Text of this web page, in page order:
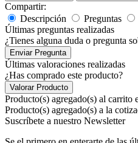
Compartir:
Descripción
Preguntas
Últimas preguntas realizadas
¿Tienes alguna duda o pregunta
Enviar Pregunta
Últimas valoraciones realizadas
¿Has comprado este producto?
Valorar Producto
Producto(s) agregado(s) al carrito
Producto(s) agregado(s) a la
Suscríbete a nuestro Newsletter